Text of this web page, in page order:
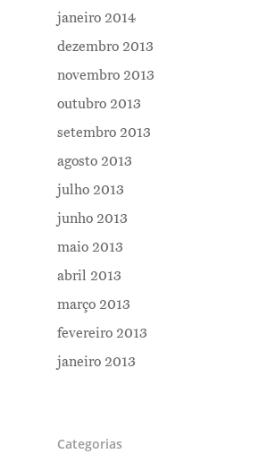
janeiro 2014
dezembro 2013
novembro 2013
outubro 2013
setembro 2013
agosto 2013
julho 2013
junho 2013
maio 2013
abril 2013
março 2013
fevereiro 2013
janeiro 2013
Categorias